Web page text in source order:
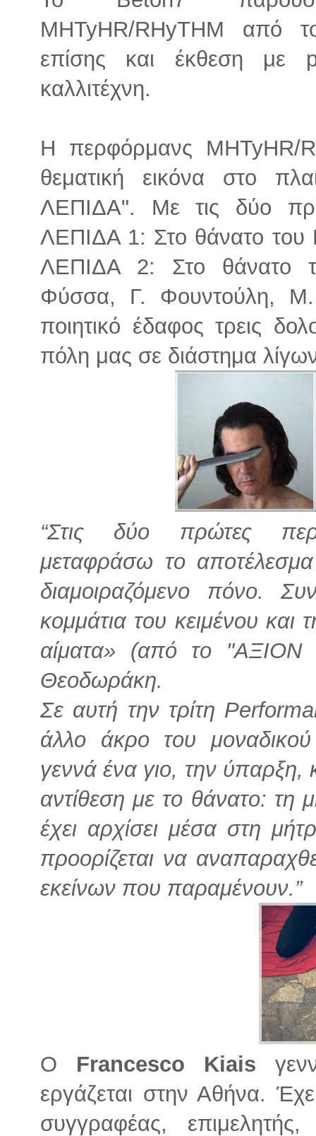
MHTyHR/RHyTHM από
επίσης και έκθεση με
καλλιτέχνη.
Η περφόρμανς MHTyHR/
θεματική εικόνα στο
ΛΕΠΙΔΑ". Με τις δύο
ΛΕΠΙΔΑ 1: Στο θάνατο
ΛΕΠΙΔΑ 2: Στο θάνατο
Φύσσα, Γ. Φουντούλη, Μ.
ποιητικό έδαφος τρεις
πόλη μας σε διάστημα
“Στις δύο πρώτες
μεταφράσω το
διαμοιραζόμενο πόνο.
κομμάτια του κειμένου
αίματα» (από το
Θεοδωράκη.
Σε αυτή την τρίτη
άλλο άκρο του
γεννά ένα γιο, την ύπαρξη,
αντίθεση με το θάνατο:
έχει αρχίσει μέσα στη
προορίζεται να
εκείνων που παραμένουν.”
Ο Francesco Kiais
εργάζεται στην Αθήνα.
συγγραφέας,